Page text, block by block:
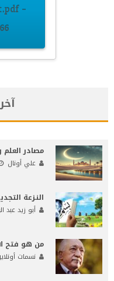
–
7.66
مصادر
علي أونال
النـزعة
أبو زيد عبد
من هو فتح
نسمات